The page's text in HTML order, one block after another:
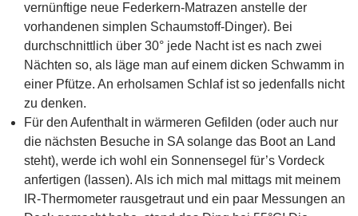
vernünftige neue Federkern-Matrazen anstelle der
vorhandenen simplen Schaumstoff-Dinger). Bei
durchschnittlich über 30° jede Nacht ist es nach zwei
Nächten so, als läge man auf einem dicken Schwamm in
einer Pfütze. An erholsamen Schlaf ist so jedenfalls nicht
zu denken.
Für den Aufenthalt in wärmeren Gefilden (oder auch nur
die nächsten Besuche in SA solange das Boot an Land
steht), werde ich wohl ein Sonnensegel für’s Vordeck
anfertigen (lassen). Als ich mich mal mittags mit meinem
IR-Thermometer rausgetraut und ein paar Messungen an